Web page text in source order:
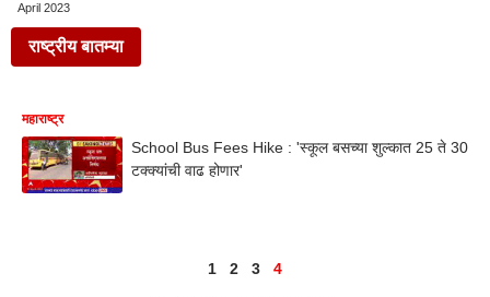
April 2023
राष्ट्रीय बातम्या
महाराष्ट्र
School Bus Fees Hike : 'स्कूल बसच्या शुल्कात 25 ते 30
टक्क्यांची वाढ होणार'
1 2 3 4